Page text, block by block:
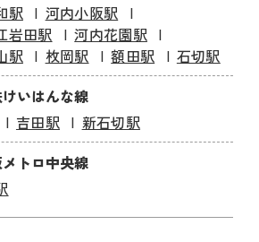
駅
河内小阪駅
岩田駅
河内花園駅
駅 枚岡駅 額田駅
石切駅
いはんな線
吉田駅
新石切駅
トロ中央線